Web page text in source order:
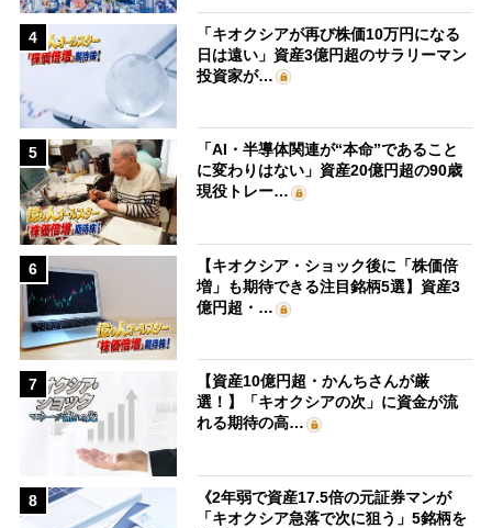
4
「キオクシアが再び株価10万円になる
日は遠い」資産3億円超のサラリーマン
投資家が…
5
「AI・半導体関連が“本命”であること
に変わりはない」資産20億円超の90歳
現役トレー…
6
【キオクシア・ショック後に「株価倍
増」も期待できる注目銘柄5選】資産3
億円超・…
7
【資産10億円超・かんちさんが厳
選！】「キオクシアの次」に資金が流
れる期待の高…
8
《2年弱で資産17.5倍の元証券マンが
「キオクシア急落で次に狙う」5銘柄を